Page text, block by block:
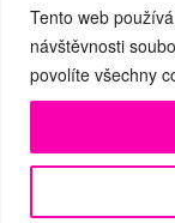
Tento web
návštěvnosti
povolíte všechny
Kontakty
Facebook
RSS
© Taneční